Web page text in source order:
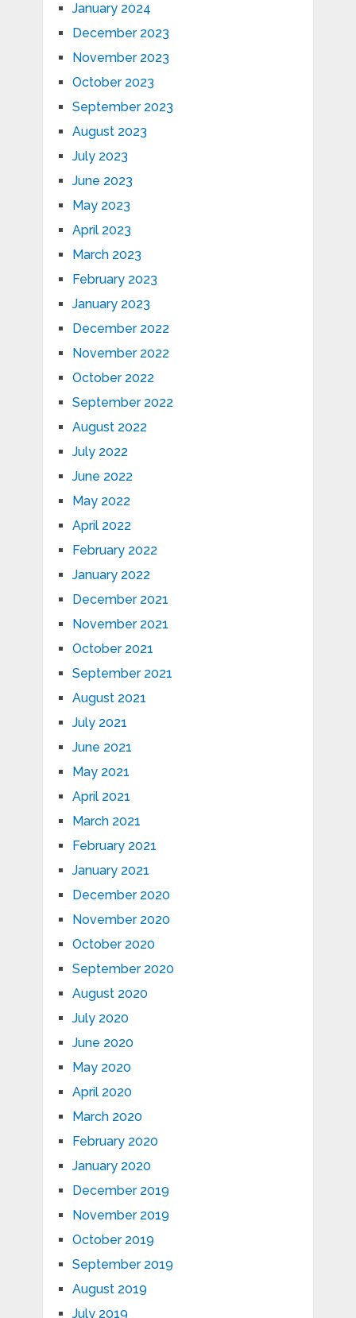
January 2024
December 2023
November 2023
October 2023
September 2023
August 2023
July 2023
June 2023
May 2023
April 2023
March 2023
February 2023
January 2023
December 2022
November 2022
October 2022
September 2022
August 2022
July 2022
June 2022
May 2022
April 2022
February 2022
January 2022
December 2021
November 2021
October 2021
September 2021
August 2021
July 2021
June 2021
May 2021
April 2021
March 2021
February 2021
January 2021
December 2020
November 2020
October 2020
September 2020
August 2020
July 2020
June 2020
May 2020
April 2020
March 2020
February 2020
January 2020
December 2019
November 2019
October 2019
September 2019
August 2019
July 2019